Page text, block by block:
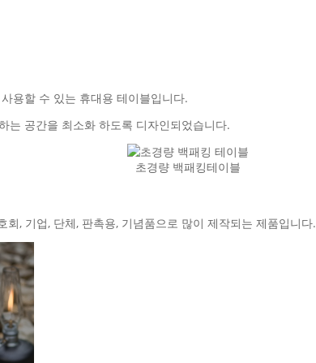
용할 수 있는 휴대용 테이블입니다.
는 공간을 최소화 하도록 디자인되었습니다.
초경량 백패킹테이블
, 기업, 단체, 판촉용, 기념품으로 많이 제작되는 제품입니다.